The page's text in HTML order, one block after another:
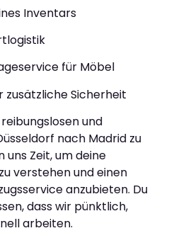
Inventars
für Möbel
zusätzliche Sicherheit
und
nach Madrid zu
Zeit, um deine
verstehen und einen
anzubieten. Du
dass wir pünktlich,
arbeiten.